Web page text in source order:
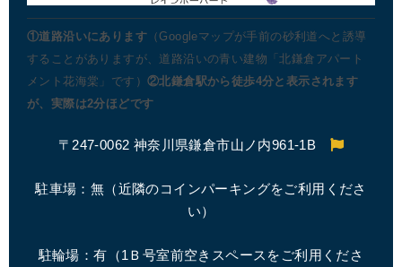
①道路沿いにあります （Googleマップが手前の砂利道へと誘導
することがありますが、道路沿いの青い建物「北鎌倉アパート
メント花海棠」です） ②北鎌倉駅から徒歩4分と表示されます
が、実際は2分ほどです
〒247-0062 神奈川県鎌倉市山ノ内961-1B
駐車場：無（近隣のコインパーキングをご利用くださ
い）
駐輪場：有（1Ｂ号室前空きスペースをご利用くださ